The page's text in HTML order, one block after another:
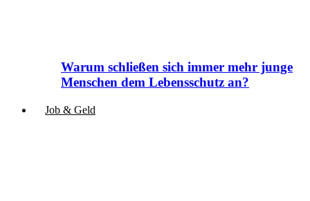
Warum schließen sich immer mehr junge
Menschen dem Lebensschutz an?
Job & Geld